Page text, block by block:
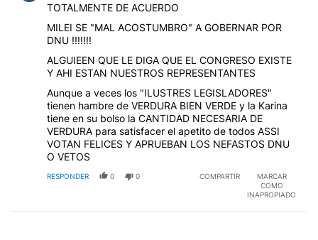
TOTALMENTE DE ACUERDO
MILEI SE "MAL ACOSTUMBRO" A GOBERNAR POR
DNU !!!!!!!
ALGUIEEN QUE LE DIGA QUE EL CONGRESO EXISTE
Y AHI ESTAN NUESTROS REPRESENTANTES
Aunque a veces los "ILUSTRES LEGISLADORES"
tienen hambre de VERDURA BIEN VERDE y la Karina
tiene en su bolso la CANTIDAD NECESARIA DE
VERDURA para satisfacer el apetito de todos ASSI
VOTAN FELICES Y APRUEBAN LOS NEFASTOS DNU
O VETOS
RESPONDER 0 0 COMPARTIR
MARCAR
COMO
INAPROPIADO